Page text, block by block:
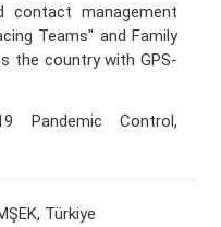
contact management
Teams" and Family
the country with GPS-
Pandemic Control,
Türkiye